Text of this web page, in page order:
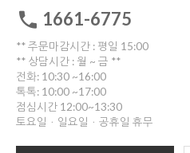
1661-6775
** 주문마감시간 : 평일 15:00
** 상담시간 : 월 ~ 금 **
전화: 10:30 ~16:00
톡톡: 10:00 ~17:00
점심시간 12:00~13:30
토요일ㆍ일요일ㆍ공휴일 휴무